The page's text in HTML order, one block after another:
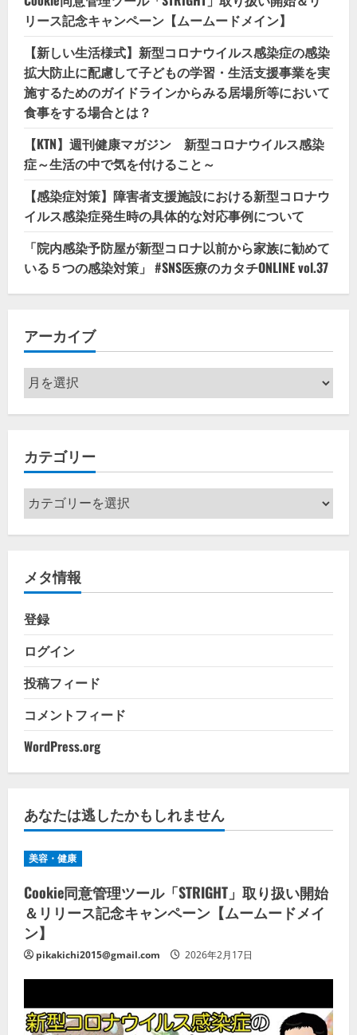
リース記念キャンペーン【ムームードメイン】
【新しい生活様式】新型コロナウイルス感染症の感染
拡大防止に配慮して子どもの学習・生活支援事業を実
施するためのガイドラインからみる居場所等において
食事をする場合とは？
【KTN】週刊健康マガジン 新型コロナウイルス感染
症～生活の中で気を付けること～
【感染症対策】障害者支援施設における新型コロナウ
イルス感染症発生時の具体的な対応事例について
「院内感染予防屋が新型コロナ以前から家族に勧めて
いる５つの感染対策」 #SNS医療のカタチONLINE vol.37
アーカイブ
ア
ー
カ
ブ
カテゴリー
カ
テ
ゴ
ー
メタ情報
登録
ログイン
投稿フィード
コメントフィード
WordPress.org
あなたは逃したかもしれません
美容・健康
Cookie同意管理ツール「STRIGHT」取り扱い開始
＆リリース記念キャンペーン【ムームードメイ
ン】
pikakichi2015@gmail.com 2026年2月17日